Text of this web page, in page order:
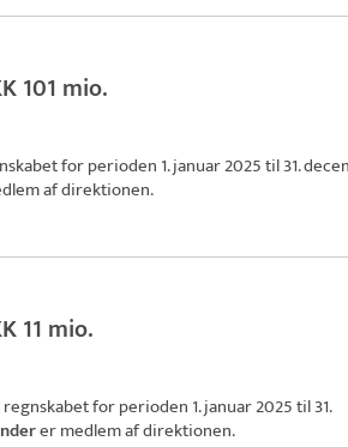
101 mio.
for perioden 1. januar 2025 til 31.
af direktionen.
11 mio.
for perioden 1. januar 2025 til 31.
er medlem af direktionen.